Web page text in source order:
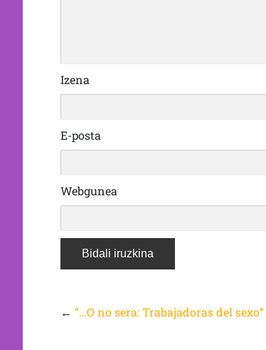
Izena
E-posta
Webgunea
←“…O no sera: Trabajadoras del sexo”